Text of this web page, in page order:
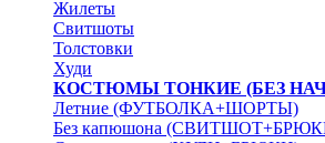
Жилеты
Свитшоты
Толстовки
Худи
КОСТЮМЫ ТОНКИЕ (БЕЗ
Летние (ФУТБОЛКА+ШОРТЫ)
Без капюшона